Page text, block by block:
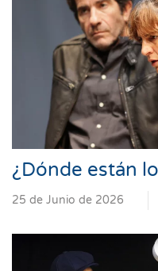
¿Dónde están
25 de Junio de 2026